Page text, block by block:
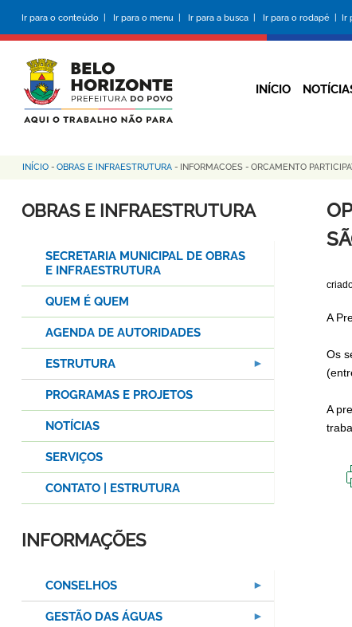
conteúdo
principal
Ir para o conteúdo | Ir para o menu | Ir para a busca | Ir para o rodapé | Ir
INÍCIO
Trilha
de
INÍCIO - OBRAS E INFRAESTRUTURA - INFORMACOES - ORCAMENTO
A
Os
A
OBRAS E INFRAESTRUTURA
SECRETARIA MUNICIPAL DE OBRAS
E INFRAESTRUTURA
QUEM É QUEM
AGENDA DE AUTORIDADES
ESTRUTURA
PROGRAMAS E PROJETOS
NOTÍCIAS
SERVIÇOS
CONTATO | ESTRUTURA
INFORMAÇÕES
CONSELHOS
GESTÃO DAS ÁGUAS